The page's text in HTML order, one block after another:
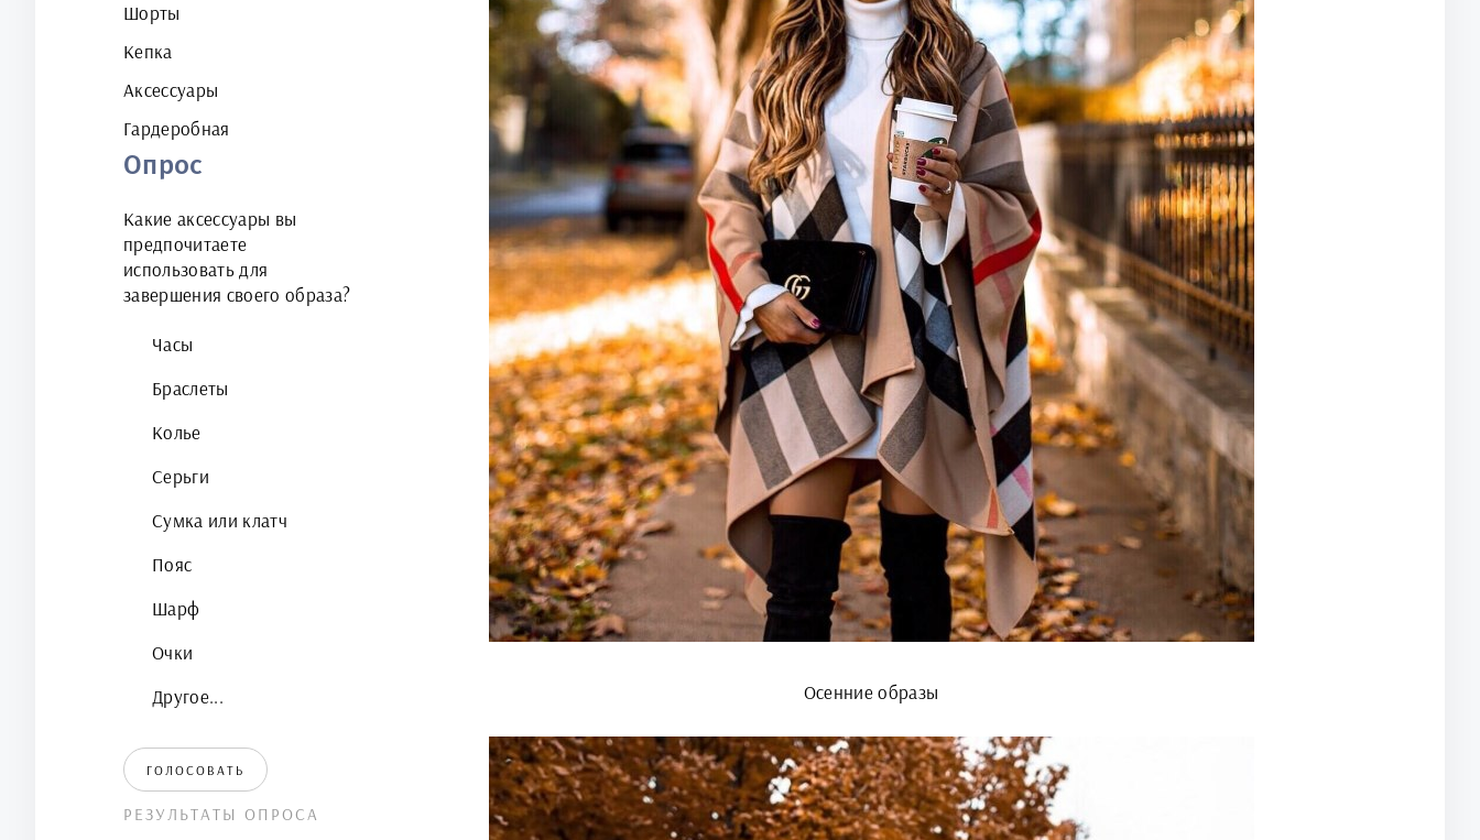
Шорты
Кепка
Аксессуары
Гардеробная
Опрос
Какие аксессуары вы
предпочитаете
использовать для
завершения своего образа?
Часы
Браслеты
Колье
Серьги
Сумка или клатч
Пояс
Шарф
Очки
Другое...
ГОЛОСОВАТЬ
РЕЗУЛЬТАТЫ ОПРОСА
Осенние образы